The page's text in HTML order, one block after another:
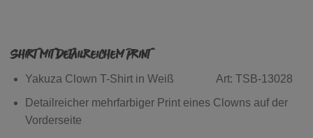
Shirt mit detailreichem Print
Yakuza Clown T-Shirt in Weiß Art: TSB-13028
Detailreicher mehrfarbiger Print eines Clowns auf der
Vorderseite